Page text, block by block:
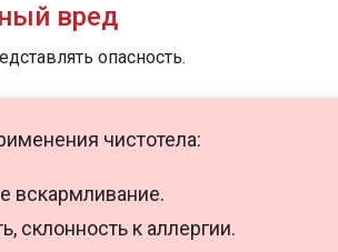
вред
опасность.
чистотела:
вскармливание.
склонность к аллергии.